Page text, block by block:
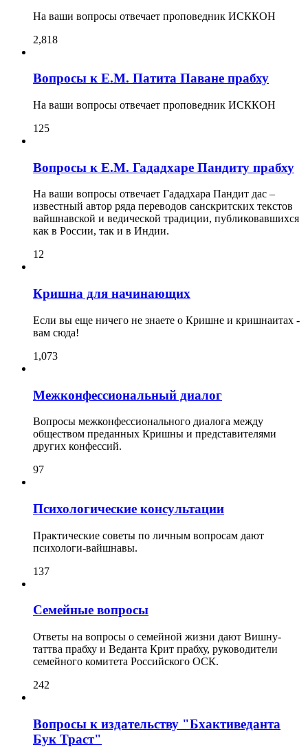
На ваши вопросы отвечает проповедник ИСККОН
2,818
Вопросы к Е.М. Патита Паване прабху
На ваши вопросы отвечает проповедник ИСККОН
125
Вопросы к Е.М. Гададхаре Пандиту прабху
На ваши вопросы отвечает Гададхара Пандит дас –
известный автор ряда переводов санскритских текстов
вайшнавской и ведической традиции, публиковавшихся
как в России, так и в Индии.
12
Кришна для начинающих
Если вы еще ничего не знаете о Кришне и кришнаитах -
вам сюда!
1,073
Межконфессиональный диалог
Вопросы межконфессионального диалога между
обществом преданных Кришны и представителями
других конфессий.
97
Психологические консультации
Практические советы по личным вопросам дают
психологи-вайшнавы.
137
Семейные вопросы
Ответы на вопросы о семейной жизни дают Вишну-
таттва прабху и Веданта Крит прабху, руководители
семейного комитета Российского ОСК.
242
Вопросы к издательству "Бхактиведанта
Бук Траст"